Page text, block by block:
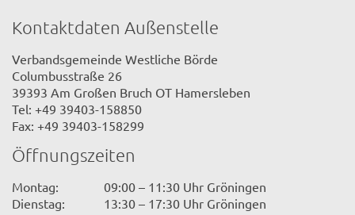
Kontaktdaten Außenstelle
Verbandsgemeinde Westliche Börde
Columbusstraße 26
39393 Am Großen Bruch OT Hamersleben
Tel: +49 39403-158850
Fax: +49 39403-158299
Öffnungszeiten
Montag:
09:00 – 11:30 Uhr Gröningen
Dienstag:
13:30 – 17:30 Uhr Gröningen